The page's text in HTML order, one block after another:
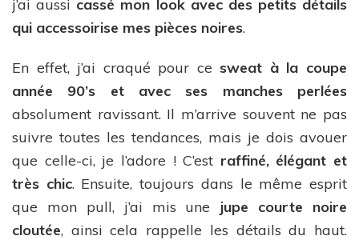
j’ai aussi cassé mon look avec des petits détails
qui accessoirise mes pièces noires.
En effet, j’ai craqué pour cesweat à la coupe
année 90’s et avec ses manches perlées
absolument ravissant. Il m’arrive souvent ne pas
suivre toutes les tendances, mais je dois avouer
que celle-ci, je l’adore ! C’est raffiné, élégant et
très chic. Ensuite, toujours dans le même esprit
que mon pull, j’ai mis une jupe courte noire
cloutée, ainsi cela rappelle les détails du haut.